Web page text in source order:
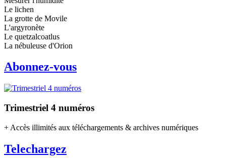
Le lichen
La grotte de Movile
L'argyronète
Le quetzalcoatlus
La nébuleuse d'Orion
Abonnez-vous
Trimestriel 4 numéros
+ Accès illimités aux téléchargements & archives numériques
Telechargez